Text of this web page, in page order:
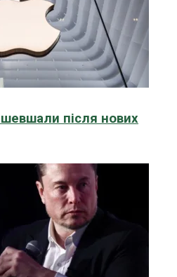
після нових